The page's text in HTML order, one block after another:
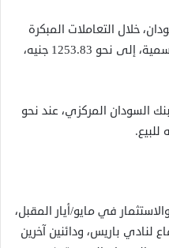
خلال التعاملات المبكرة
من صباح السبت، لدى السوق غير الرسمية، إلى نحو 1253.83 جنيه،
السودان المركزي، عند نحو
في مايو/أيار المقبل،
لنادي باريس، ودائنين آخرين